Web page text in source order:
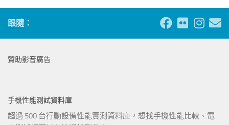
跟隨：
贊助影音廣告
手機性能測試資料庫
超過 500 台行動設備性能實測資料庫，想找手機性能比較、電